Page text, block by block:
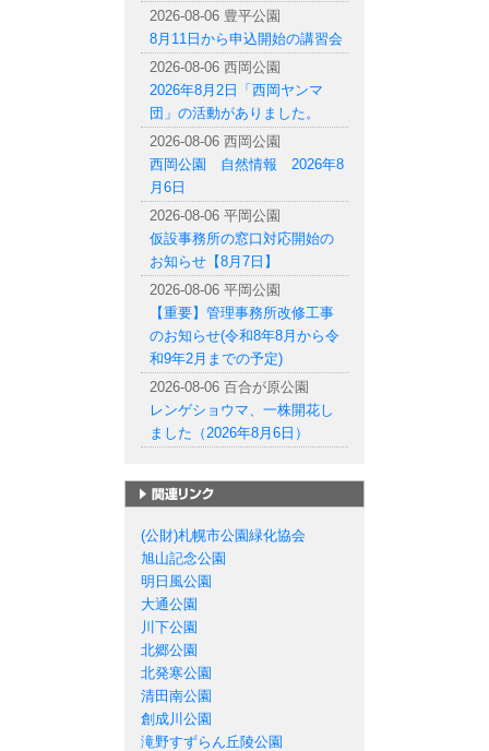
2026-08-06 豊平公園
8月11日から申込開始の講習会
2026-08-06 西岡公園
2026年8月2日「西岡ヤンマ
団」の活動がありました。
2026-08-06 西岡公園
西岡公園 自然情報 2026年8
月6日
2026-08-06 平岡公園
仮設事務所の窓口対応開始の
お知らせ【8月7日】
2026-08-06 平岡公園
【重要】管理事務所改修工事
のお知らせ(令和8年8月から令
和9年2月までの予定)
2026-08-06 百合が原公園
レンゲショウマ、一株開花し
ました（2026年8月6日）
(公財)札幌市公園緑化協会
旭山記念公園
明日風公園
大通公園
川下公園
北郷公園
北発寒公園
清田南公園
創成川公園
滝野すずらん丘陵公園